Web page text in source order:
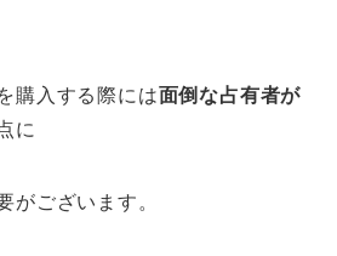
購入する際には面倒な占有者が
に
がございます。